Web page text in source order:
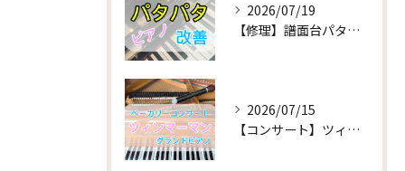
2026/07/19
【修理】譜面台パタパタを改善！ストレス解消！
2026/07/15
【コンサート】ツィンマーマンのグランドピアノ♪木目猫足グラン...